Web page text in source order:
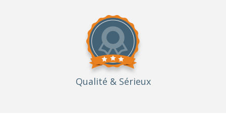
Qualité & Sérieux